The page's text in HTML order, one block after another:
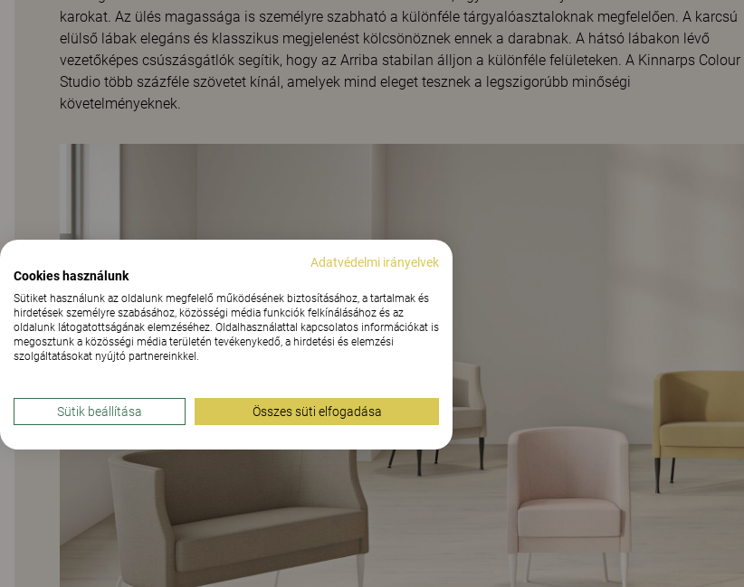
karokat. Az ülés magassága is személyre szabható a különféle tárgyalóasztaloknak megfelelően. A karcsú
elülső lábak elegáns és klasszikus megjelenést kölcsönöznek ennek a darabnak. A hátsó lábakon lévő
vezetőképes csúszásgátlók segítik, hogy az Arriba stabilan álljon a különféle felületeken. A Kinnarps Colour
Studio több százféle szövetet kínál, amelyek mind eleget tesznek a legszigorúbb minőségi
követelményeknek.
Adatvédelmi irányelvek
Cookies használunk
Sütiket használunk az oldalunk megfelelő működésének biztosításához, a tartalmak és
hirdetések személyre szabásához, közösségi média funkciók felkínálásához és az
oldalunk látogatottságának elemzéséhez. Oldalhasználattal kapcsolatos információkat is
megosztunk a közösségi média területén tevékenykedő, a hirdetési és elemzési
szolgáltatásokat nyújtó partnereinkkel.
Sütik beállítása Összes süti elfogadása